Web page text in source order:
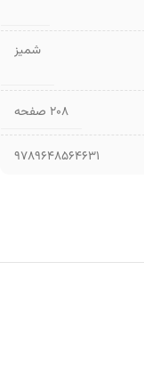
شمیز
۲۰۸ صفحه
9789648564631